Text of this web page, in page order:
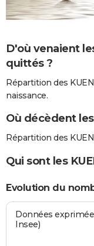
D'où venaient
quittés ?
Répartition des
naissance.
Où décèdent les
Répartition des
Qui sont les
Evolution du
Données
Insee)